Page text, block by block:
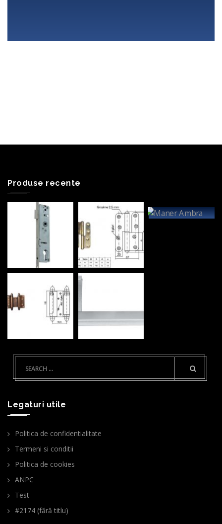
Produse recente
Legaturi utile
Politica de confidentialitate
Termeni si conditii
Politica de cookies
ANPC
Test
#2174 (fără titlu)